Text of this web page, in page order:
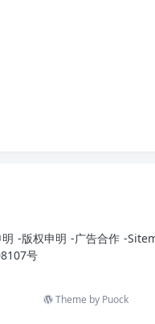
-版权申明 -广告合作 -
号
Theme by Puock